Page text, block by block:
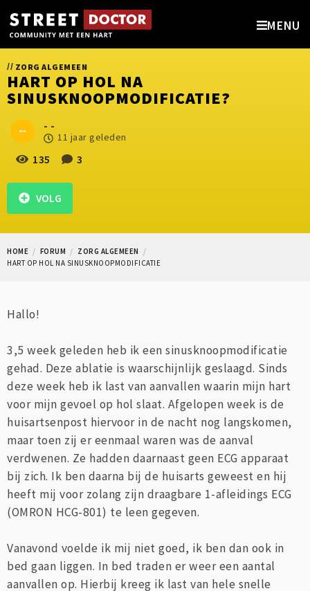
MENU
// ZORG ALGEMEEN
HART OP HOL NA
SINUSKNOOPMODIFICATIE?
- -
11 jaar geleden
135 3
VOLG
HOME FORUM
ZORG ALGEMEEN
HART OP HOL NA SINUSKNOOPMODIFICATIE
Hallo!
3,5 week geleden heb ik een sinusknoopmodificatie
gehad. Deze ablatie is waarschijnlijk geslaagd. Sinds
deze week heb ik last van aanvallen waarin mijn hart
voor mijn gevoel op hol slaat. Afgelopen week is de
huisartsenpost hiervoor in de nacht nog langskomen,
maar toen zij er eenmaal waren was de aanval
verdwenen. Ze hadden daarnaast geen ECG apparaat
bij zich. Ik ben daarna bij de huisarts geweest en hij
heeft mij voor zolang zijn draagbare 1-afleidings ECG
(OMRON HCG-801) te leen gegeven.
Vanavond voelde ik mij niet goed, ik ben dan ook in
bed gaan liggen. In bed traden er weer een aantal
aanvallen op. Hierbij kreeg ik last van hele snelle